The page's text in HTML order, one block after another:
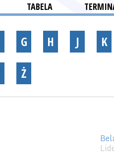
TABELA
G H J
K
Ż